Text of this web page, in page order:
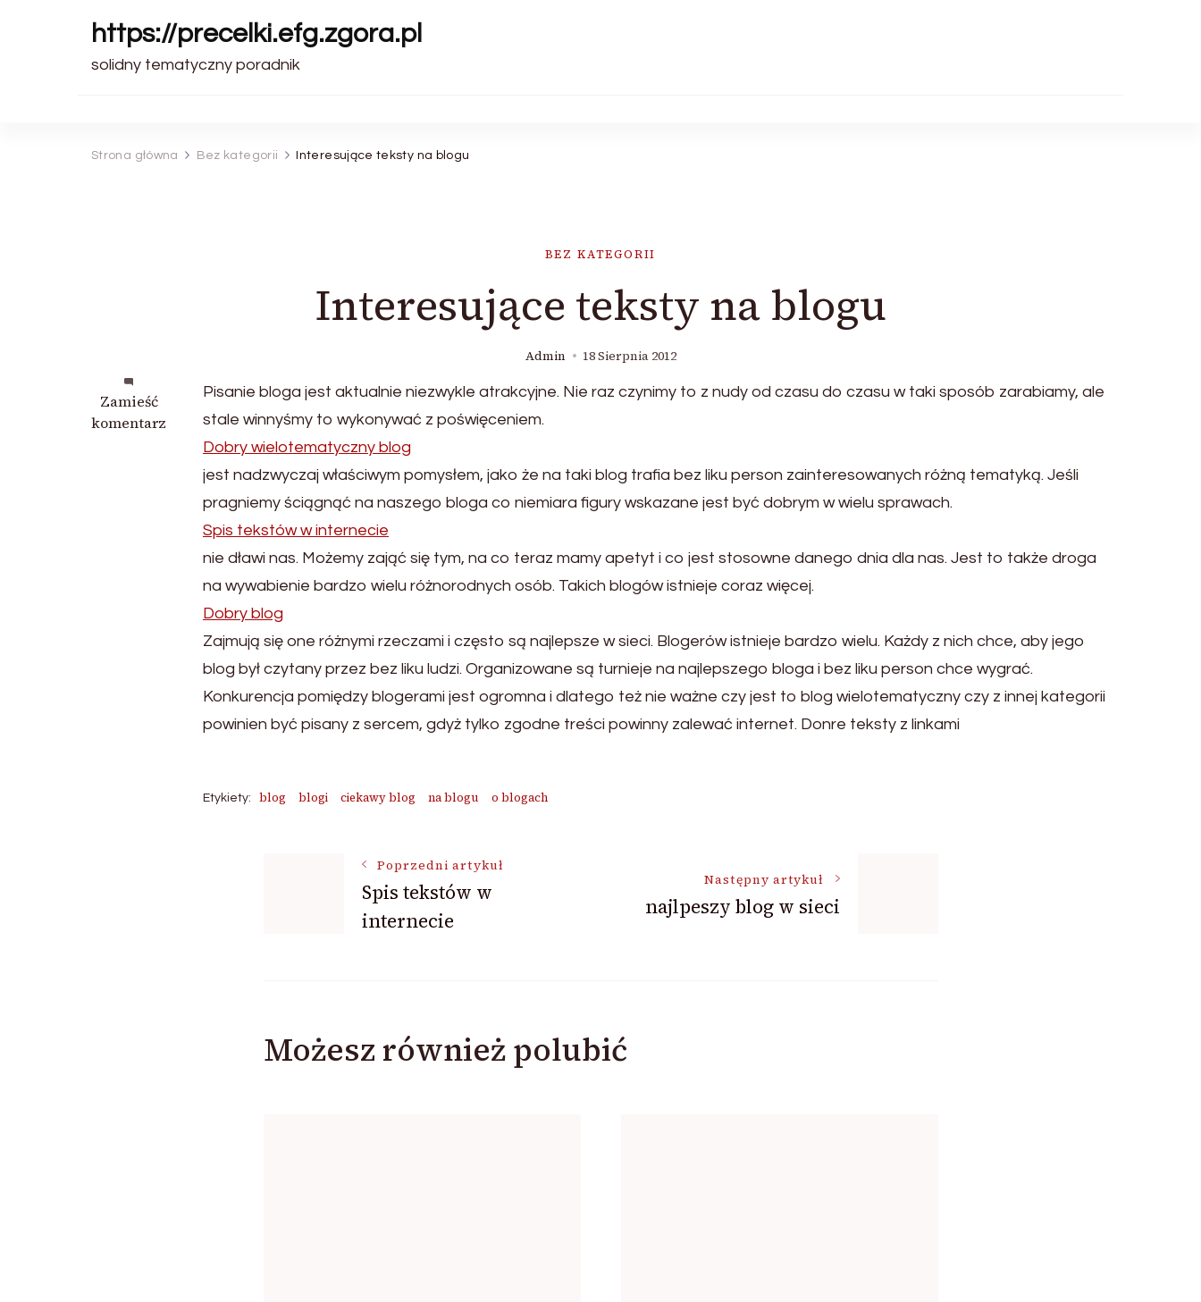
https://precelki.efg.zgora.pl
solidny tematyczny poradnik
Strona główna Bez kategorii Interesujące teksty na blogu
BEZ KATEGORII
Interesujące teksty na blogu
Admin 18 Sierpnia 2012
Zamieść
komentarz
we
wpisie
Interesujące
Pisanie bloga jest aktualnie niezwykle atrakcyjne. Nie raz czynimy to z nudy od czasu do czasu w taki sposób zarabiamy, ale
stale winnyśmy to wykonywać z poświęceniem.
Dobry wielotematyczny blog
jest nadzwyczaj właściwym pomysłem, jako że na taki blog trafia bez liku person zainteresowanych różną tematyką. Jeśli
pragniemy ściągnąć na naszego bloga co niemiara figury wskazane jest być dobrym w wielu sprawach.
Spis tekstów w internecie
nie dławi nas. Możemy zająć się tym, na co teraz mamy apetyt i co jest stosowne danego dnia dla nas. Jest to także droga
na wywabienie bardzo wielu różnorodnych osób. Takich blogów istnieje coraz więcej.
Dobry blog
Zajmują się one różnymi rzeczami i często są najlepsze w sieci. Blogerów istnieje bardzo wielu. Każdy z nich chce, aby jego
blog był czytany przez bez liku ludzi. Organizowane są turnieje na najlepszego bloga i bez liku person chce wygrać.
Konkurencja pomiędzy blogerami jest ogromna i dlatego też nie ważne czy jest to blog wielotematyczny czy z innej kategorii
powinien być pisany z sercem, gdyż tylko zgodne treści powinny zalewać internet. Donre teksty z linkami
Etykiety: blog blogi ciekawy blog na blogu o blogach
Nawigacja
wpisu
Poprzedni artykuł
Spis tekstów w
internecie
Następny artykuł
najlpeszy blog w sieci
Możesz również polubić